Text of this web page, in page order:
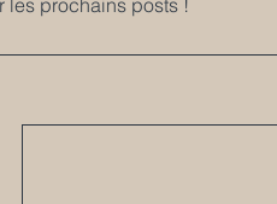
les prochains posts !